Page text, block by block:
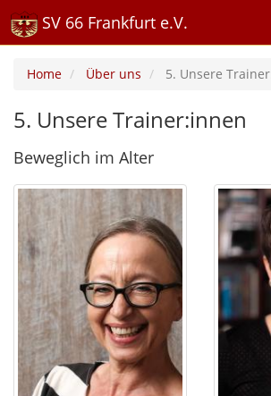
SV 66 Frankfurt e.V.
Home Über uns 5. Unsere
5. Unsere Trainer:innen
Beweglich im Alter